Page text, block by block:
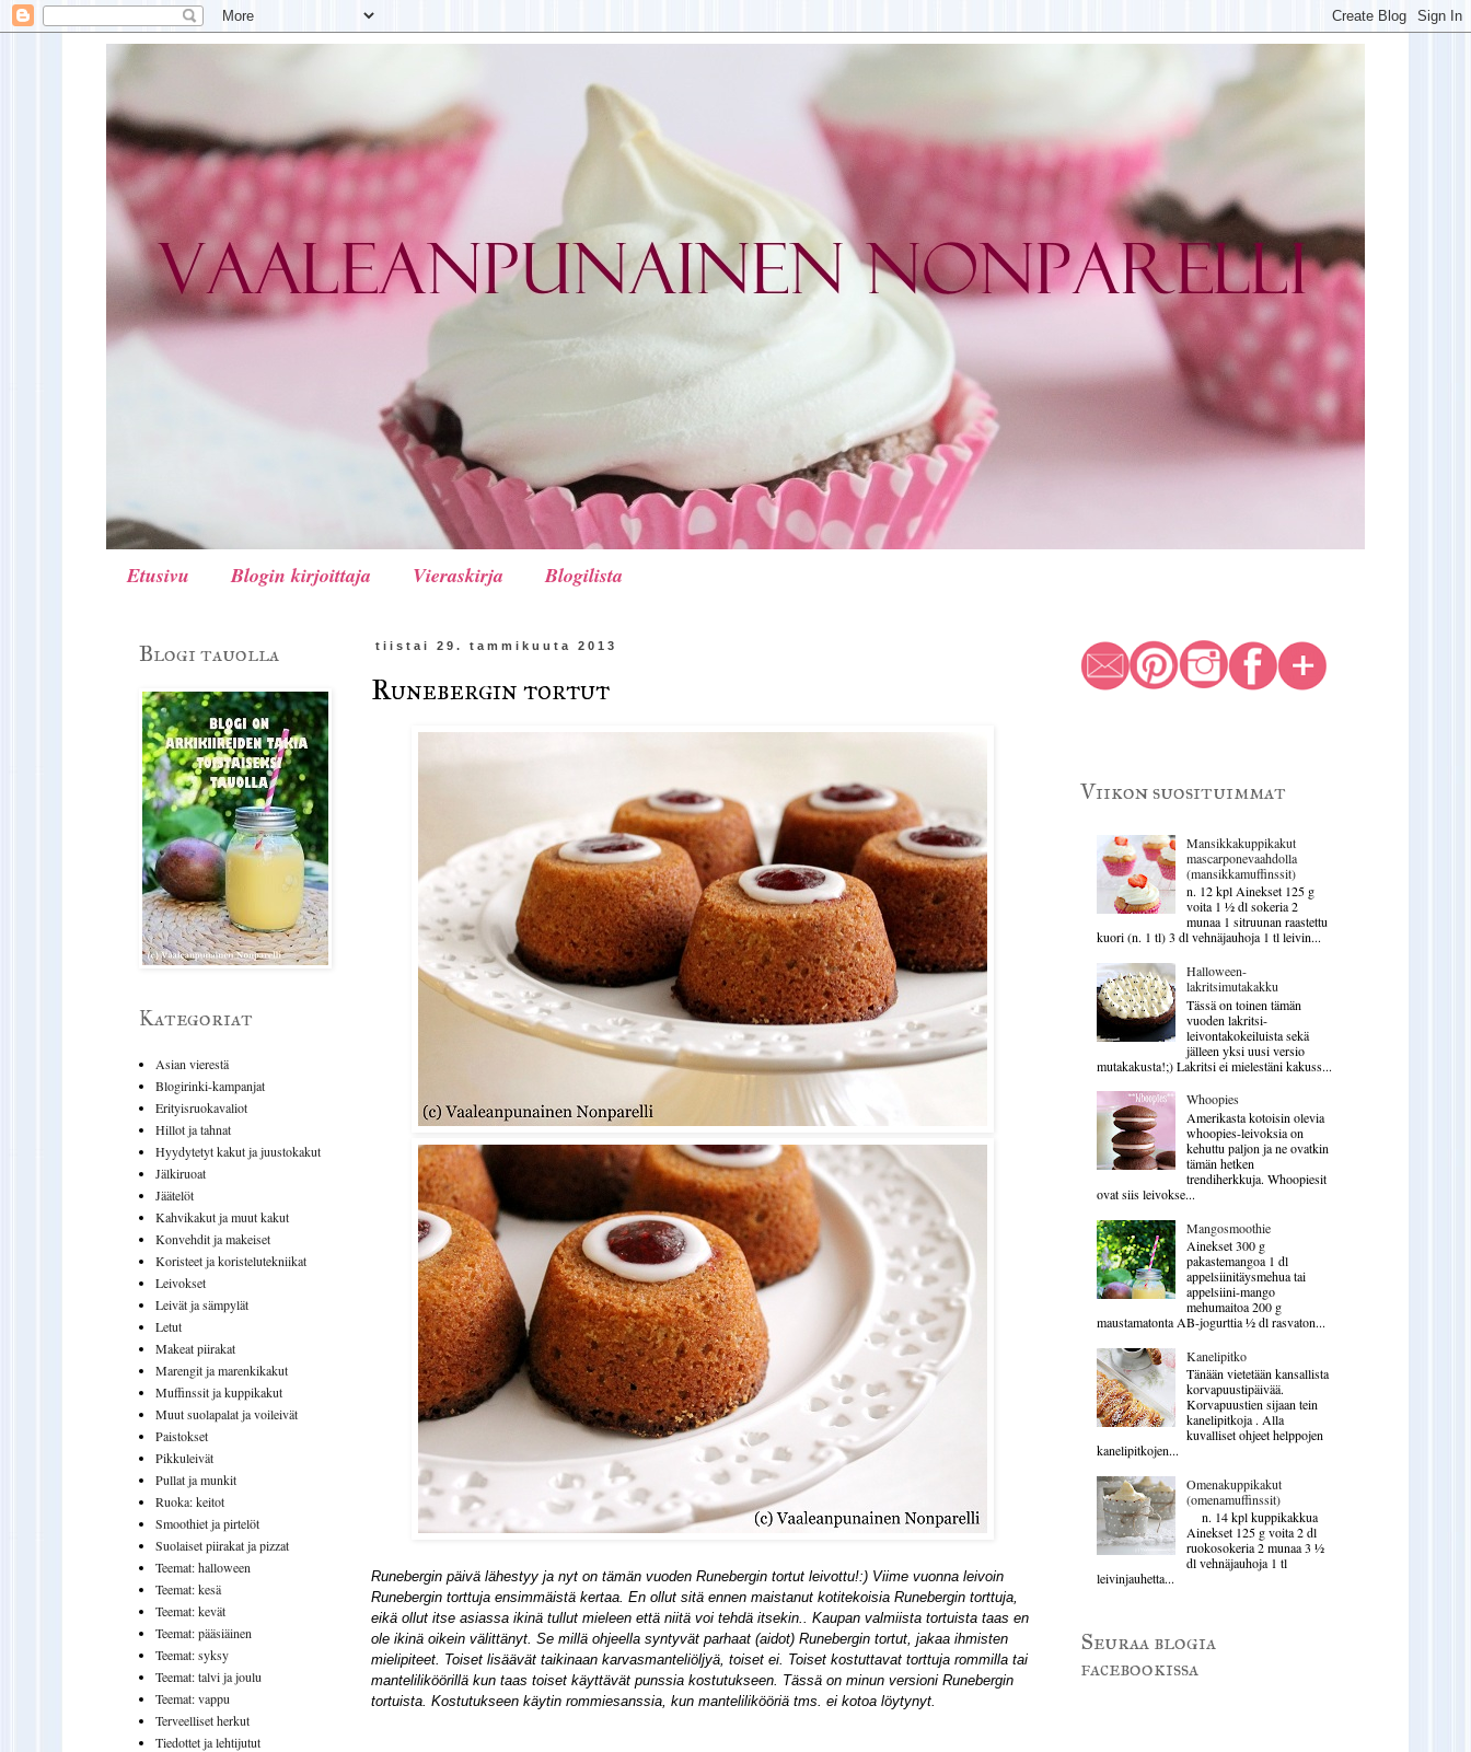
Etusivu Blogin kirjoittaja Vieraskirja Blogilista
tiistai 29. tammikuuta 2013
Runebergin tortut
Runebergin päivä lähestyy ja nyt on tämän vuoden Runebergin tortut leivottu!:) Viime vuonna leivoin
Runebergin torttuja ensimmäistä kertaa. En ollut sitä ennen maistanut kotitekoisia Runebergin torttuja,
eikä ollut itse asiassa ikinä tullut mieleen että niitä voi tehdä itsekin.. Kaupan valmiista tortuista taas en
ole ikinä oikein välittänyt. Se millä ohjeella syntyvät parhaat (aidot) Runebergin tortut, jakaa ihmisten
mielipiteet. Toiset lisäävät taikinaan karvasmanteliöljyä, toiset ei. Toiset kostuttavat torttuja rommilla tai
manteliliköörillä kun taas toiset käyttävät punssia kostutukseen. Tässä on minun versioni Runebergin
tortuista. Kostutukseen käytin rommiesanssia, kun mantelilikööriä tms. ei kotoa löytynyt.
Blogi tauolla
Kategoriat
Asian vierestä
Blogirinki-kampanjat
Erityisruokavaliot
Hillot ja tahnat
Hyydytetyt kakut ja juustokakut
Jälkiruoat
Jäätelöt
Kahvikakut ja muut kakut
Konvehdit ja makeiset
Koristeet ja koristelutekniikat
Leivokset
Leivät ja sämpylät
Letut
Makeat piirakat
Marengit ja marenkikakut
Muffinssit ja kuppikakut
Muut suolapalat ja voileivät
Paistokset
Pikkuleivät
Pullat ja munkit
Ruoka: keitot
Smoothiet ja pirtelöt
Suolaiset piirakat ja pizzat
Teemat: halloween
Teemat: kesä
Teemat: kevät
Teemat: pääsiäinen
Teemat: syksy
Teemat: talvi ja joulu
Teemat: vappu
Terveelliset herkut
Tiedottet ja lehtijutut
Viikon suosituimmat
Mansikkakuppikakut
mascarponevaahdolla
(mansikkamuffinssit)
n. 12 kpl Ainekset 125 g
voita 1 ½ dl sokeria 2
munaa 1 sitruunan raastettu
kuori (n. 1 tl) 3 dl vehnäjauhoja 1 tl leivin...
Halloween-
lakritsimutakakku
Tässä on toinen tämän
vuoden lakritsi-
leivontakokeiluista sekä
jälleen yksi uusi versio
mutakakusta!;) Lakritsi ei mielestäni kakuss...
Whoopies
Amerikasta kotoisin olevia
whoopies-leivoksia on
kehuttu paljon ja ne ovatkin
tämän hetken
trendiherkkuja. Whoopiesit
ovat siis leivokse...
Mangosmoothie
Ainekset 300 g
pakastemangoa 1 dl
appelsiinitäysmehua tai
appelsiini-mango
mehumaitoa 200 g
maustamatonta AB-jogurttia ½ dl rasvaton...
Kanelipitko
Tänään vietetään kansallista
korvapuustipäivää.
Korvapuustien sijaan tein
kanelipitkoja . Alla
kuvalliset ohjeet helppojen
kanelipitkojen...
Omenakuppikakut
(omenamuffinssit)
n. 14 kpl kuppikakkua
Ainekset 125 g voita 2 dl
ruokosokeria 2 munaa 3 ½
dl vehnäjauhoja 1 tl
leivinjauhetta...
Seuraa blogia
facebookissa